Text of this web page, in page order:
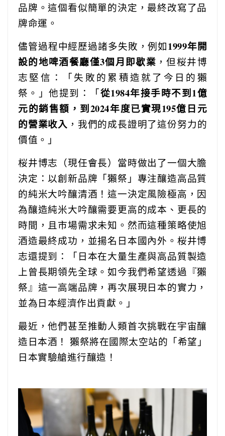
品牌。這個看似簡單的決定，最終改寫了品
牌命運。
儘管過程中經歷過諸多失敗，例如1999年開
設的地啤酒餐廳僅3個月即歇業 ，但桜井博
志堅信：「失敗的累積造就了今日的獺
祭。」他提到：「從1984年接手時不到1億
元的銷售額，到2024年度已實現195億日元
的營業收入 ，我們的成長證明了這份努力的
價值。」
桜井博志（現任會長）當時做出了一個大膽
決定：以創新品牌「獺祭」專注釀造高品質
的純米大吟釀清酒！這一決定風險極高，因
為釀造純米大吟釀需要更高的成本、更長的
時間，且市場需求未知。然而這種策略使旭
酒造最終成功，並揚名日本國內外。桜井博
志還提到：「日本在大量生產與高品質製造
上曾長期領先全球。如今我們希望透過『獺
祭』這一高端品牌，再次展現日本的實力，
並為日本經濟作出貢獻。」
最近，他們甚至推動人類首次挑戰在宇宙釀
造日本酒！ 獺祭將在國際太空站的「希望」
日本實驗艙進行釀造！